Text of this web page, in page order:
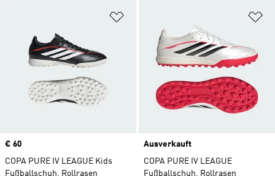
Price
€ 60
COPA PURE IV LEAGUE Kids
Fußballschuh, Rollrasen
Ausverkauft
COPA PURE IV LEAGUE
Fußballschuh, Rollrasen